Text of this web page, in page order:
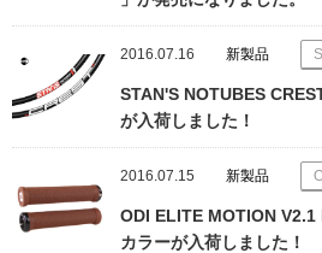
2016.07.16 新製品
STAN'S NOTUBES
が入荷しました！
2016.07.15 新製品
ODI ELITE MOTION
カラーが入荷しました！